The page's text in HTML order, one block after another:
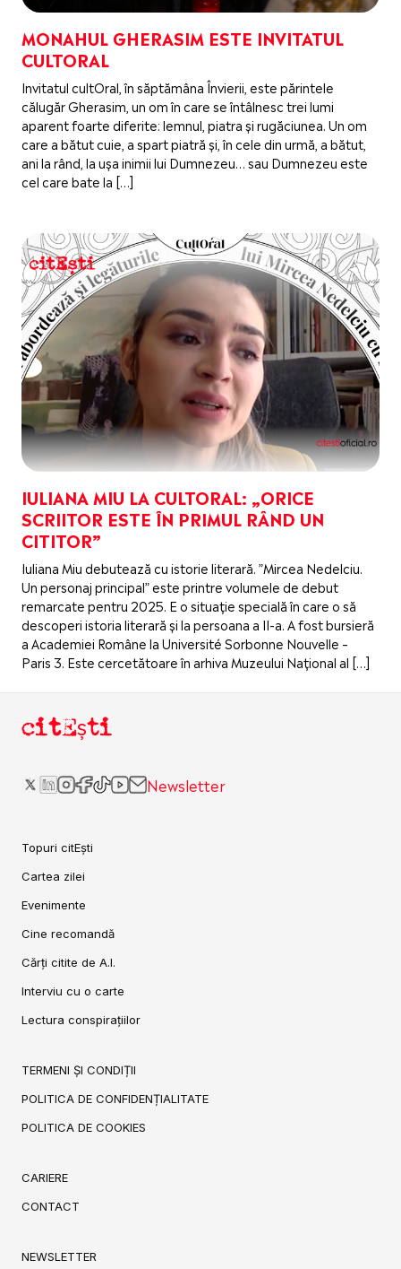
MONAHUL GHERASIM ESTE INVITATUL
CULTORAL
Invitatul cultOral, în săptămâna Învierii, este părintele
călugăr Gherasim, un om în care se întâlnesc trei lumi
aparent foarte diferite: lemnul, piatra și rugăciunea. Un om
care a bătut cuie, a spart piatră și, în cele din urmă, a bătut,
ani la rând, la ușa inimii lui Dumnezeu… sau Dumnezeu este
cel care bate la […]
IULIANA MIU LA CULTORAL: „ORICE
SCRIITOR ESTE ÎN PRIMUL RÂND UN
CITITOR”
Iuliana Miu debutează cu istorie literară. ”Mircea Nedelciu.
Un personaj principal” este printre volumele de debut
remarcate pentru 2025. E o situație specială în care o să
descoperi istoria literară și la persoana a II-a. A fost bursieră
a Academiei Române la Université Sorbonne Nouvelle –
Paris 3. Este cercetătoare în arhiva Muzeului Național al […]
citEști
Newsletter
Topuri citEști
Cartea zilei
Evenimente
Cine recomandă
Cărți citite de A.I.
Interviu cu o carte
Lectura conspirațiilor
TERMENI ȘI CONDIȚII
POLITICA DE CONFIDENȚIALITATE
POLITICA DE COOKIES
CARIERE
CONTACT
NEWSLETTER